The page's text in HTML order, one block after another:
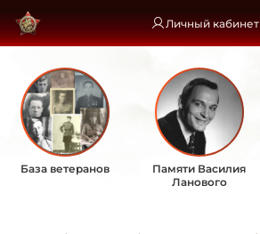
Личный кабинет
База ветеранов
Памяти Василия
Ланового